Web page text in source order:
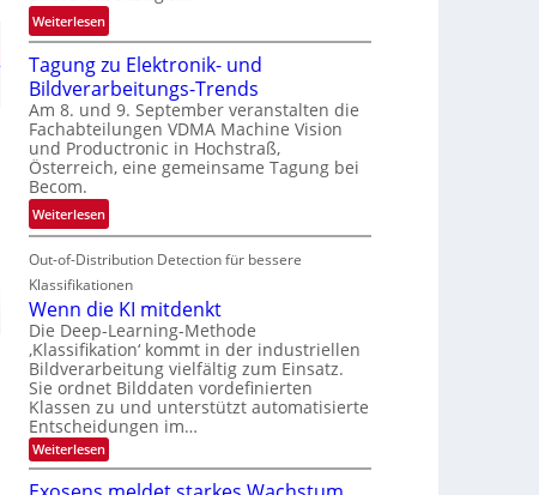
g
l
i
c
h
k
e
i
t
e
n
e
h
d
e
r
i
n
I
S
I
O
N
T
e
c
h
T
a
l
k
Weiterlesen:
G
u
i
d
e
d
T
o
u
e
n
a
u
f
d
e
r
V
I
Tagung zu Elektronik- und
Bildverarbeitungs-Trends
Am 8. und 9. September veranstalten die
Fachabteilungen VDMA Machine Vision
und Productronic in Hochstraß,
Österreich, eine gemeinsame Tagung bei
Becom.
Weiterlesen:
T
a
g
u
n
g
z
u
E
l
e
k
Out-of-Distribution Detection für bessere
Klassifikationen
Wenn die KI mitdenkt
Die Deep-Learning-Methode
‚Klassifikation‘ kommt in der industriellen
Bildverarbeitung vielfältig zum Einsatz.
Sie ordnet Bilddaten vordefinierten
Klassen zu und unterstützt automatisierte
Entscheidungen im…
Weiterlesen:
W